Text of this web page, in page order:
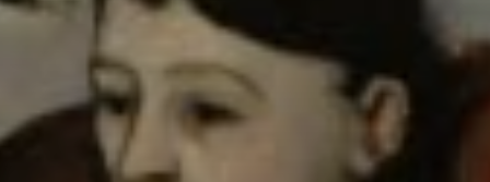
abbandonò gli
studi per votarsi
all'arte.